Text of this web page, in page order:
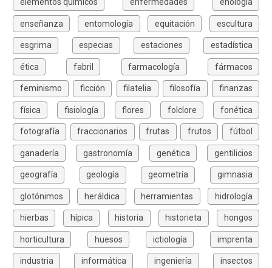
elementos químicos enfermedades enología
enseñanza entomología equitación escultura
esgrima especias estaciones estadística
ética fabril farmacología fármacos
feminismo ficción filatelia filosofía finanzas
física fisiología flores folclore fonética
fotografía fraccionarios frutas frutos fútbol
ganadería gastronomía genética gentilicios
geografía geología geometría gimnasia
glotónimos heráldica herramientas hidrología
hierbas hípica historia historieta hongos
horticultura huesos ictiología imprenta
industria informática ingeniería insectos